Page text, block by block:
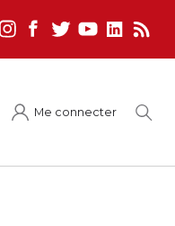
Me connecter